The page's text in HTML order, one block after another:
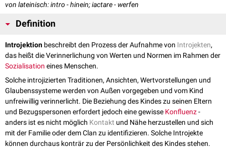
von lateinisch: intro - hinein; iactare - werfen
Definition
Introjektion beschreibt den Prozess der Aufnahme von Introjekten,
das heißt die Verinnerlichung von Werten und Normen im Rahmen der
Sozialisation eines Menschen.
Solche introjizierten Traditionen, Ansichten, Wertvorstellungen und
Glaubenssysteme werden von Außen vorgegeben und vom Kind
unfreiwillig verinnerlicht. Die Beziehung des Kindes zu seinen Eltern
und Bezugspersonen erfordert jedoch eine gewisse Konfluenz-
anders ist es nicht möglich Kontakt und Nähe herzustellen und sich
mit der Familie oder dem Clan zu identifizieren. Solche Introjekte
können durchaus konträr zu der Persönlichkeit des Kindes stehen.